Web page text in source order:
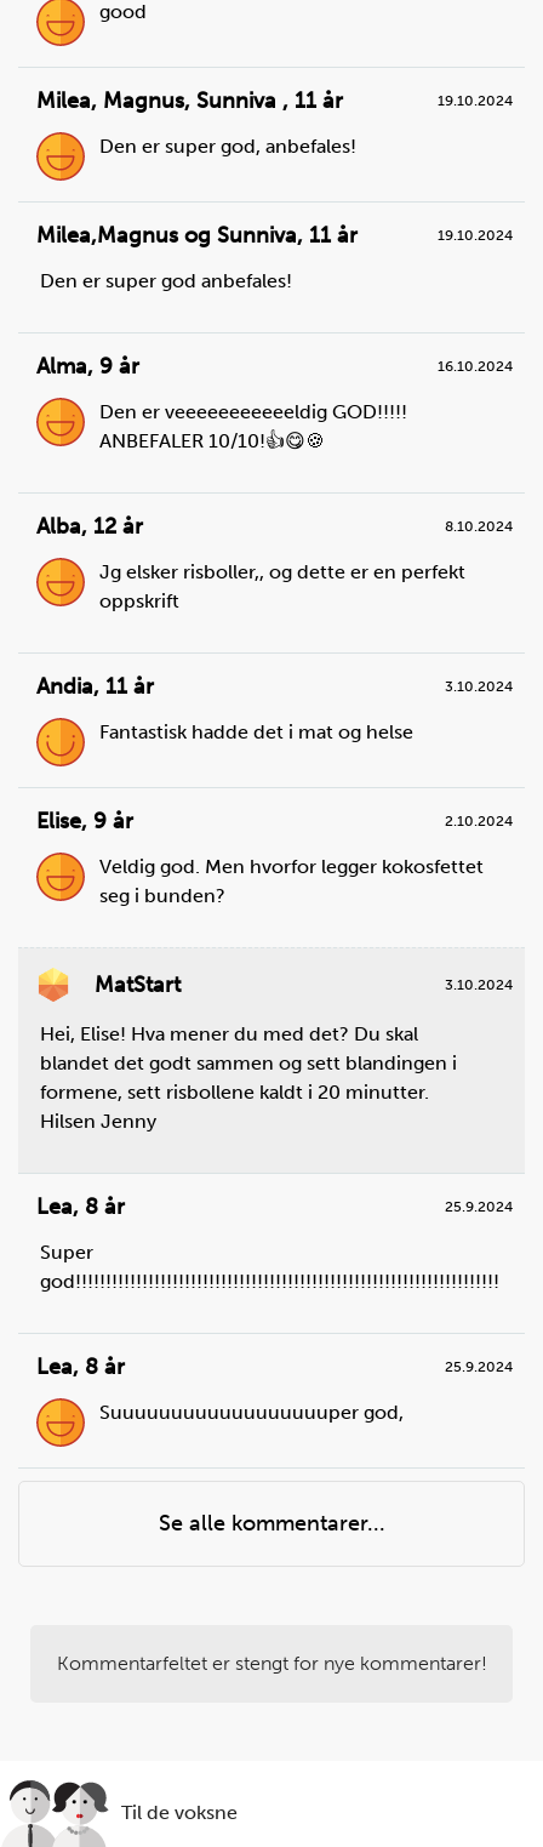
good
Milea, Magnus, Sunniva , 11 år 19.10.2024
Den er super god, anbefales!
Milea,Magnus og Sunniva, 11 år 19.10.2024
Den er super god anbefales!
Alma, 9 år 16.10.2024
Den er veeeeeeeeeeeldig GOD!!!!!
ANBEFALER 10/10!👍😋🍪
Alba, 12 år 8.10.2024
Jg elsker risboller,, og dette er en perfekt
oppskrift
Andia, 11 år 3.10.2024
Fantastisk hadde det i mat og helse
Elise, 9 år 2.10.2024
Veldig god. Men hvorfor legger kokosfettet
seg i bunden?
MatStart 3.10.2024
Hei, Elise! Hva mener du med det? Du skal
blandet det godt sammen og sett blandingen i
formene, sett risbollene kaldt i 20 minutter.
Hilsen Jenny
Lea, 8 år 25.9.2024
Super
Lea, 8 år 25.9.2024
Suuuuuuuuuuuuuuuuuuper god,
Se alle kommentarer...
Kommentarfeltet er stengt for nye kommentarer!
Til de voksne